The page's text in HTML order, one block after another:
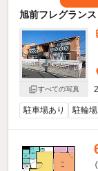
旭前フレグラン
すべての写真
駐車場あり 駐輪場